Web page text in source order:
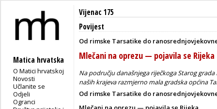
Matica hrvatska
O Matici hrvatskoj
Novosti
Učlanite se
Odjeli
Ogranci
Vijenac 175
Povijest
Od rimske Tarsatike do
Mlečani na oprezu — pojavila se Rijeka
Na području današnjega riječkoga Starog
naših krajeva razmjerno mala gradska općina
Od rimske Tarsatike do